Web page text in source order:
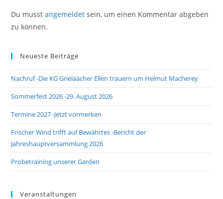
Du musstangemeldet sein, um einen Kommentar abgeben
zu können.
Neueste Beiträge
Nachruf -Die KG Grieläächer Ellen trauern um Helmut Macherey
Sommerfest 2026 -29. August 2026
Termine 2027 -Jetzt vormerken
Frischer Wind trifft auf Bewährtes -Bericht der
Jahreshauptversammlung 2026
Probetraining unserer Garden
Veranstaltungen